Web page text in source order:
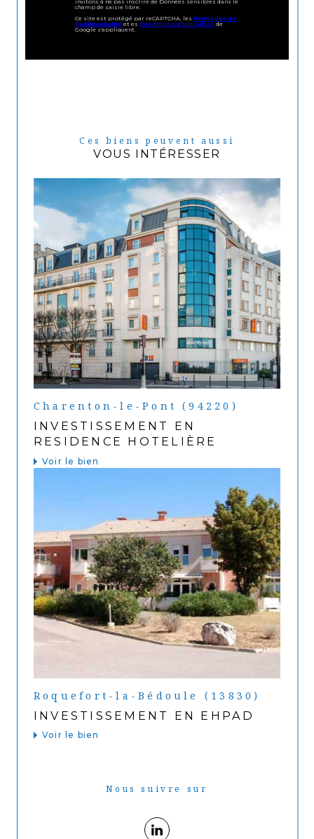
champ de saisie libre.
Ce site est protégé par reCAPTCHA, lesPolitiques de
Confidentialité et esConditions d'utilisationde
Google s'appliquent.
Ces biens peuvent aussi
VOUS INTÉRESSER
Charenton-le-Pont (94220)
INVESTISSEMENT EN
RESIDENCE HOTELIÈRE
Voir le bien
Roquefort-la-Bédoule (13830)
INVESTISSEMENT EN EHPAD
Voir le bien
Nous suivre sur